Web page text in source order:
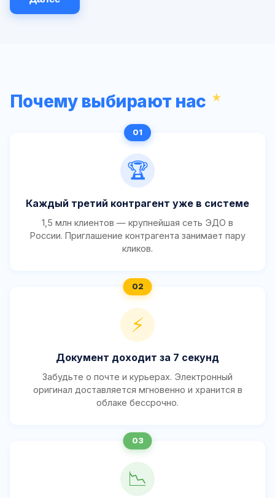
Почему выбирают нас
🏆
Каждый третий контрагент уже в системе
1,5 млн клиентов — крупнейшая сеть ЭДО в
России. Приглашение контрагента занимает пару
кликов.
⚡
Документ доходит за 7 секунд
Забудьте о почте и курьерах. Электронный
оригинал доставляется мгновенно и хранится в
облаке бессрочно.
📉